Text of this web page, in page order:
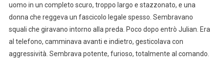
uomo in un completo scuro, troppo largo e stazzonato, e una
donna che reggeva un fascicolo legale spesso. Sembravano
squali che giravano intorno alla preda. Poco dopo entrò Julian. Era
al telefono, camminava avanti e indietro, gesticolava con
aggressività. Sembrava potente, furioso, totalmente al comando.